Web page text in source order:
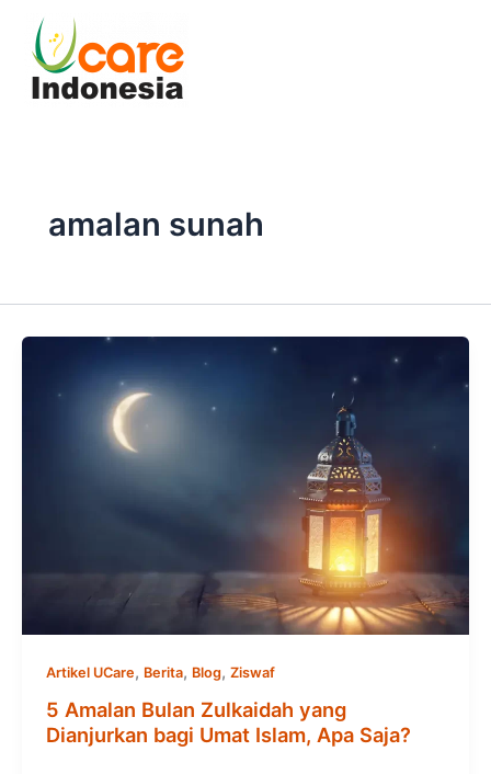
content
amalan sunah
Artikel UCare, Berita, Blog, Ziswaf
5 Amalan Bulan Zulkaidah yang
Dianjurkan bagi Umat Islam, Apa Saja?